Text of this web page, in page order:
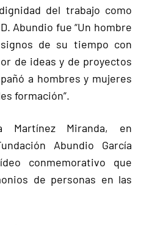
del trabajo como
Abundio fue “Un hombre
de su tiempo con
de ideas y de proyectos
a hombres y mujeres
formación”.
Martínez Miranda, en
Abundio García
conmemorativo que
de personas en las